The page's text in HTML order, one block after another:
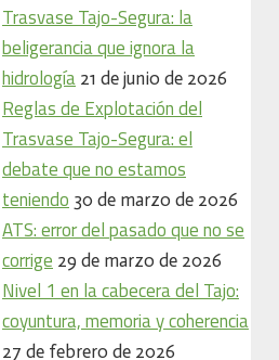
Trasvase Tajo-Segura: la
beligerancia que ignora la
hidrología 21 de junio de 2026
Reglas de Explotación del
Trasvase Tajo-Segura: el
debate que no estamos
teniendo 30 de marzo de 2026
ATS: error del pasado que no se
corrige 29 de marzo de 2026
Nivel 1 en la cabecera del Tajo:
coyuntura, memoria y coherencia
27 de febrero de 2026